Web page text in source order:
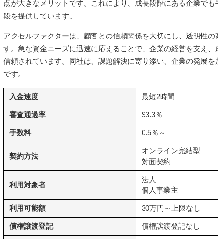
点が大きなメリットです。これにより、成長段階にある企業で
段を提供しています。
アクセルファクターは、顧客との信頼関係を大切にし、透明性
す。急な資金ニーズに迅速に応えることで、企業の経営を支え
信頼されています。同社は、課題解決に寄り添い、企業の発展
です。
入金速度 最短2時間
審査通過率 93.3％
手数料 0.5％～
契約方法
オンライン完結型
対面契約
利用対象者
法人
個人事業主
利用可能額 30万円～上限なし
債権譲渡登記 債権譲渡登記なし